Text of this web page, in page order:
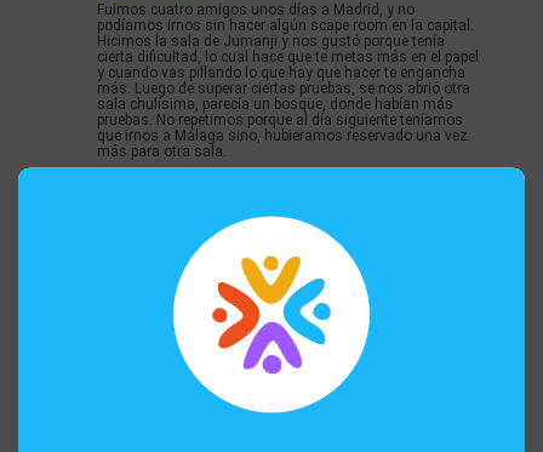
Fuimos cuatro amigos unos días a Madrid, y no
podíamos irnos sin hacer algún scape room en la capital.
Hicimos la sala de Jumanji y nos gustó porque tenía
cierta dificultad, lo cual hace que te metas más en el papel
y cuando vas pillando lo que hay que hacer te engancha
más. Luego de superar ciertas pruebas, se nos abrió otra
sala chulísima, parecía un bosque, donde habían más
pruebas. No repetimos porque al día siguiente teníamos
que irnos a Málaga sino, hubieramos reservado una vez
más para otra sala.
Estábamos de visita en Madrid por vacaciones, y nos
recomendaron el scape room de Harry Potter. Estuvo
genial y nos encantó, sobre todo a las niñas, que están
deseando volver para ir al de Alicia en el país de las
maravillas. Gracias a Jack por su inestimable ayuda.
Volveremos!